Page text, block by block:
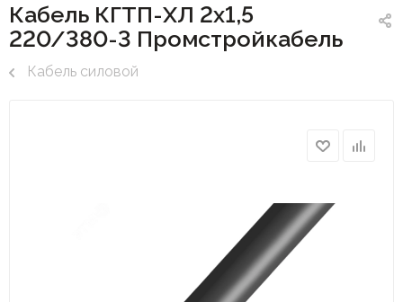
Кабель КГТП-ХЛ 2х1,5
220/380-3 Промстройкабель
Кабель силовой